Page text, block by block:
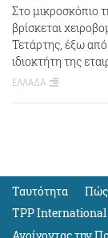
Στο μικροσκόπιο
βρίσκεται
Τετάρτης, έξω
ιδιοκτήτη της
ΕΛΛΑΔΑ
Ταυτότητα Πώς
TPP International